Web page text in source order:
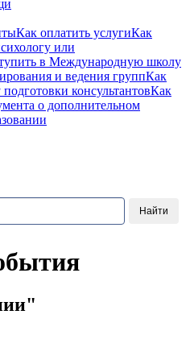
Как оплатить услугиКак
или
в Международную школу
и ведения группКак
консультантовКак
о дополнительном